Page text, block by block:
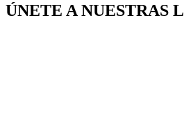
ÚNETE A NUESTRAS